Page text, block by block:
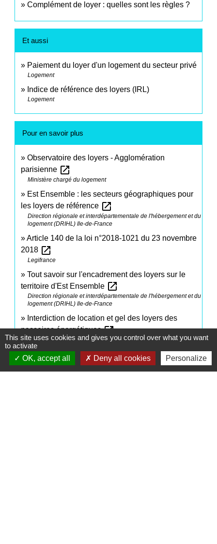
Complément de loyer : quelles sont les règles ?
Et aussi
Paiement du loyer d'un logement du secteur privé
Logement
Indice de référence des loyers (IRL)
Logement
Pour en savoir plus
Observatoire des loyers - Agglomération
parisienne open_in_new
Ministère chargé du logement
Est Ensemble : les secteurs géographiques pour
les loyers de référence open_in_new
Direction régionale et interdépartementale de l'hébergement et du
logement (DRIHL) Ile-de-France
Article 140 de la loi n°2018-1021 du 23 novembre
2018 open_in_new
Legifrance
Tout savoir sur l'encadrement des loyers sur le
territoire d'Est Ensemble open_in_new
Direction régionale et interdépartementale de l'hébergement et du
logement (DRIHL) Ile-de-France
Interdiction de location et gel des loyers des
passoires énergétiquesopen_in_new
Ministère chargé de l'environnement
Signaler une erreur sur cette page
This site uses cookies and gives you control over what you want
to activate
OK, accept all
Deny all cookies Personalize